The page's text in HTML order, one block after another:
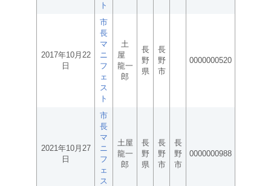
ト
2017年10月22
日
市
長
マ
ニ
フ
ェ
ス
ト
土
屋
龍一
郎
長
野
県
長
野
市
0000000520
2021年10月27
日
市
長
マ
ニ
フ
ェ
ス
土屋
龍一
郎
長
野
県
長
野
市
長
野
市
0000000988